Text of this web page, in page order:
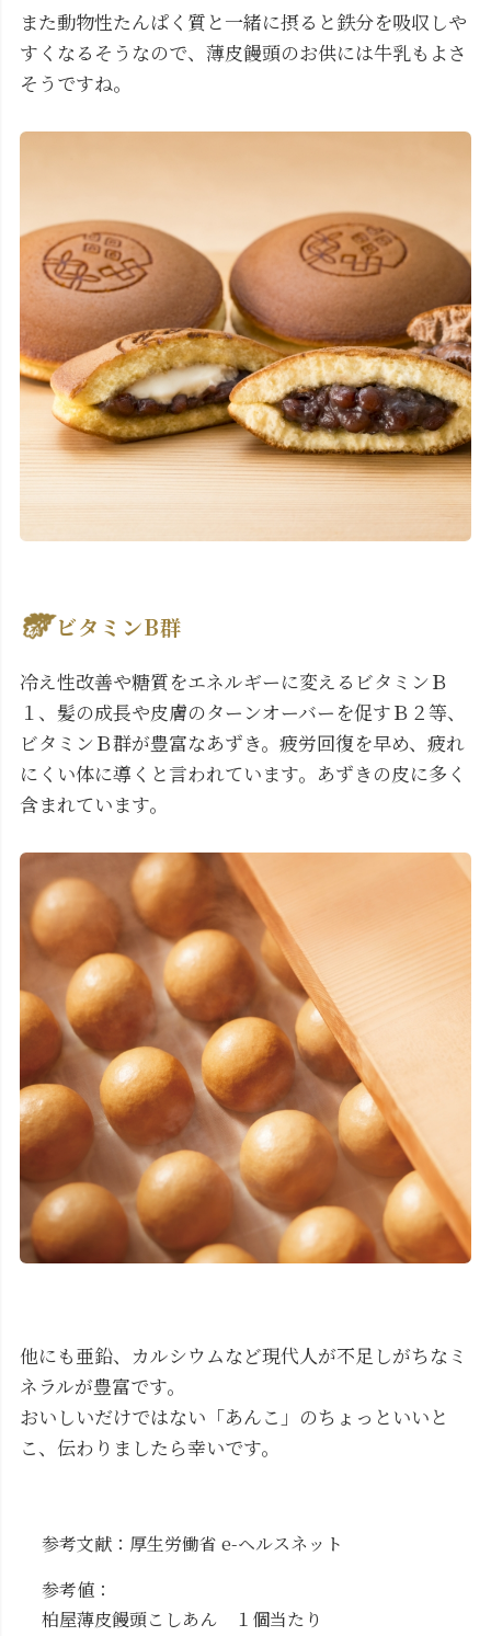
また動物性たんぱく質と一緒に摂ると鉄分を吸収しや
すくなるそうなので、薄皮饅頭のお供には牛乳もよさ
そうですね。
ビタミンB群
冷え性改善や糖質をエネルギーに変えるビタミンＢ
１、髪の成長や皮膚のターンオーバーを促すＢ２等、
ビタミンＢ群が豊富なあずき。疲労回復を早め、疲れ
にくい体に導くと言われています。あずきの皮に多く
含まれています。
他にも亜鉛、カルシウムなど現代人が不足しがちなミ
ネラルが豊富です。
おいしいだけではない「あんこ」のちょっといいと
こ、伝わりましたら幸いです。
参考文献：厚生労働省 e-ヘルスネット
参考値：
柏屋薄皮饅頭こしあん １個当たり